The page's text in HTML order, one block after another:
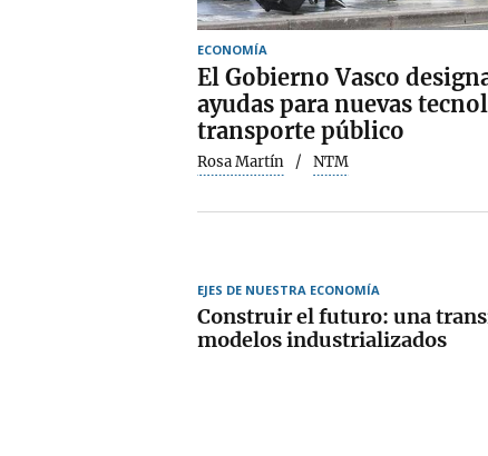
ECONOMÍA
El Gobierno Vasco
ayudas para nuevas
transporte público
Rosa Martín NTM
EJES DE NUESTRA ECONOMÍA
Construir el futuro: una
modelos industrializados